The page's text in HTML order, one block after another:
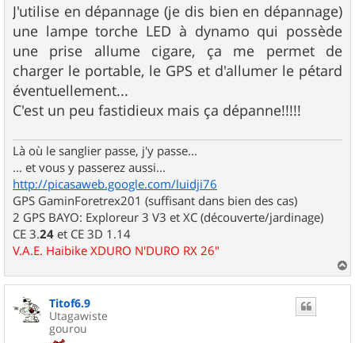
s
s
a
g
e
J'utilise en dépannage (je dis bien en dépannage)
une lampe torche LED à dynamo qui possède
une prise allume cigare, ça me permet de
charger le portable, le GPS et d'allumer le pétard
éventuellement...
C'est un peu fastidieux mais ça dépanne!!!!!
Là où le sanglier passe, j'y passe...
... et vous y passerez aussi...
http://picasaweb.google.com/luidji76
GPS GaminForetrex201 (suffisant dans bien des cas)
2 GPS BAYO: Exploreur 3 V3 et XC (découverte/jardinage)
CE 3.24 et CE 3D 1.14
V.A.E. Haibike XDURO N'DURO RX 26"
a
Titof6.9
Utagawiste
gourou